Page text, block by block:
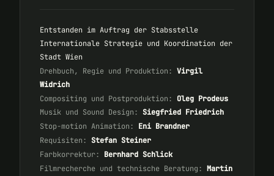
Entstanden im Auftrag der Stabsstelle
Internationale Strategie und Koordination der
Stadt Wien
Drehbuch, Regie und Produktion: Virgil
Widrich
Compositing und Postproduktion:
Oleg Prodeus
Musik und Sound Design: Siegfried Friedrich
Stop-motion Animation:
Eni Brandner
Requisiten: Stefan Steiner
Farbkorrektur:
Bernhard Schlick
Filmrecherche und technische Beratung: Martin